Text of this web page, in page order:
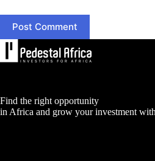
Post Comment
Find the right opportunity
in Africa and grow your investment